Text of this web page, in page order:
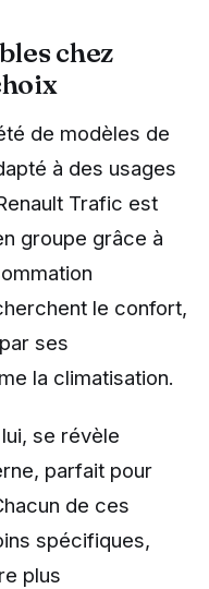
chez
de modèles de
à des usages
Trafic est
groupe grâce à
le confort,
ses
la climatisation.
se révèle
parfait pour
de ces
spécifiques,
plus